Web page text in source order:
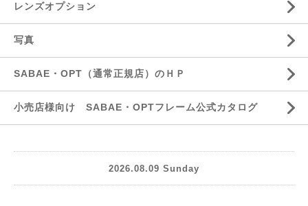
レンズオプション
写真
SABAE・OPT（通常正規店）のＨＰ
小売店様向け SABAE・OPTフレーム公式カタログ
2026.08.09 Sunday